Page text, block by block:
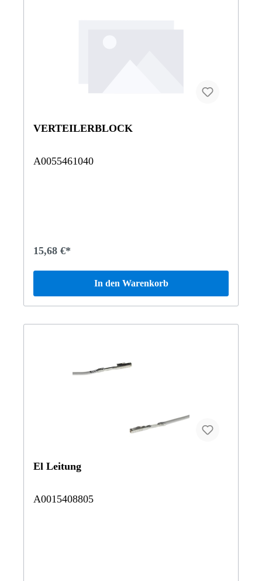
VERTEILERBLOCK
A0055461040
15,68 €*
In den Warenkorb
El Leitung
A0015408805